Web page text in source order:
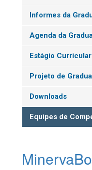
Informes da
Agenda da
Estágio Curricular
Projeto de
Downloads
Equipes de